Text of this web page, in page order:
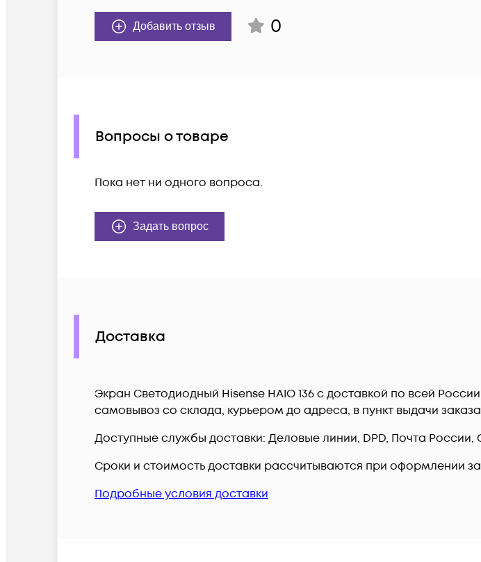
Добавить отзыв 0
Вопросы о товаре
Пока нет ни одного вопроса.
Задать вопрос
Доставка
Экран Светодиодный Hisense HAIO 136 c доставкой по всей
самовывоз со склада, курьером до адреса, в пункт выдачи
Доступные службы доставки: Деловые линии, DPD, Почта России,
Сроки и стоимость доставки рассчитываются при оформлении
Подробные условия доставки